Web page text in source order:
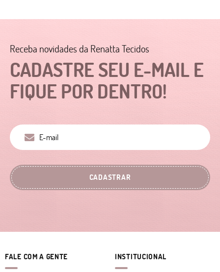
CADASTRE SEU E-MAIL E
FIQUE POR DENTRO!
Receba novidades da Renatta Tecidos
CADASTRAR
FALE COM A GENTE INSTITUCIONAL